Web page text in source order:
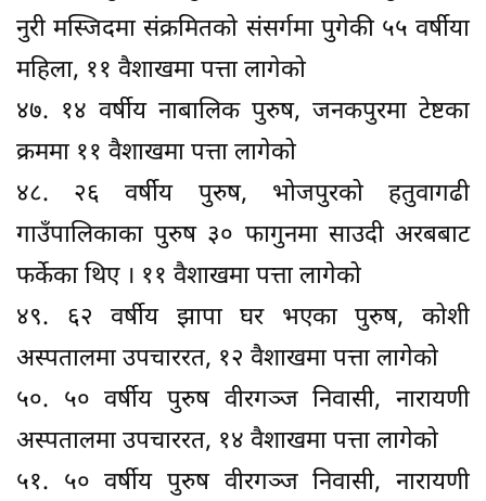
नुरी मस्जिदमा संक्रमितको संसर्गमा पुगेकी ५५ वर्षीया
महिला, ११ वैशाखमा पत्ता लागेको
४७. १४ वर्षीय नाबालिक पुरुष, जनकपुरमा टेष्टका
क्रममा ११ वैशाखमा पत्ता लागेको
४८. २६ वर्षीय पुरुष, भोजपुरको हतुवागढी
गाउँपालिकाका पुरुष ३० फागुनमा साउदी अरबबाट
फर्केका थिए । ११ वैशाखमा पत्ता लागेको
४९. ६२ वर्षीय झापा घर भएका पुरुष, कोशी
अस्पतालमा उपचाररत, १२ वैशाखमा पत्ता लागेको
५०. ५० वर्षीय पुरुष वीरगञ्ज निवासी, नारायणी
अस्पतालमा उपचाररत, १४ वैशाखमा पत्ता लागेको
५१. ५० वर्षीय पुरुष वीरगञ्ज निवासी, नारायणी